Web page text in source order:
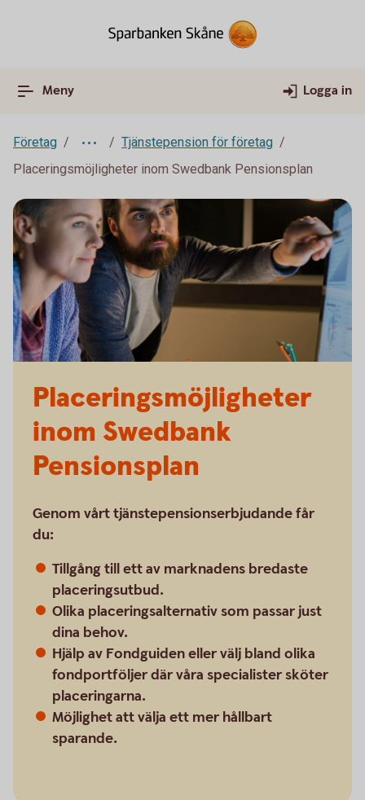
Meny Logga in
Företag
Tjänstepension för företag
Placeringsmöjligheter inom Swedbank Pensionsplan
Placeringsmöjligheter
inom Swedbank
Pensionsplan
Genom vårt tjänstepensionserbjudande får
du:
Tillgång till ett av marknadens bredaste
placeringsutbud.
Olika placeringsalternativ som passar just
dina behov.
Hjälp av Fondguiden eller välj bland olika
fondportföljer där våra specialister sköter
placeringarna.
Möjlighet att välja ett mer hållbart
sparande.